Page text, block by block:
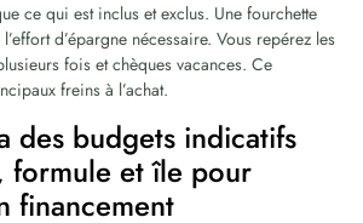
ce qui est inclus et exclus. Une fourchette
d’épargne nécessaire. Vous repérez les
fois et chèques vacances. Ce
freins à l’achat.
des budgets indicatifs
formule et île pour
financement